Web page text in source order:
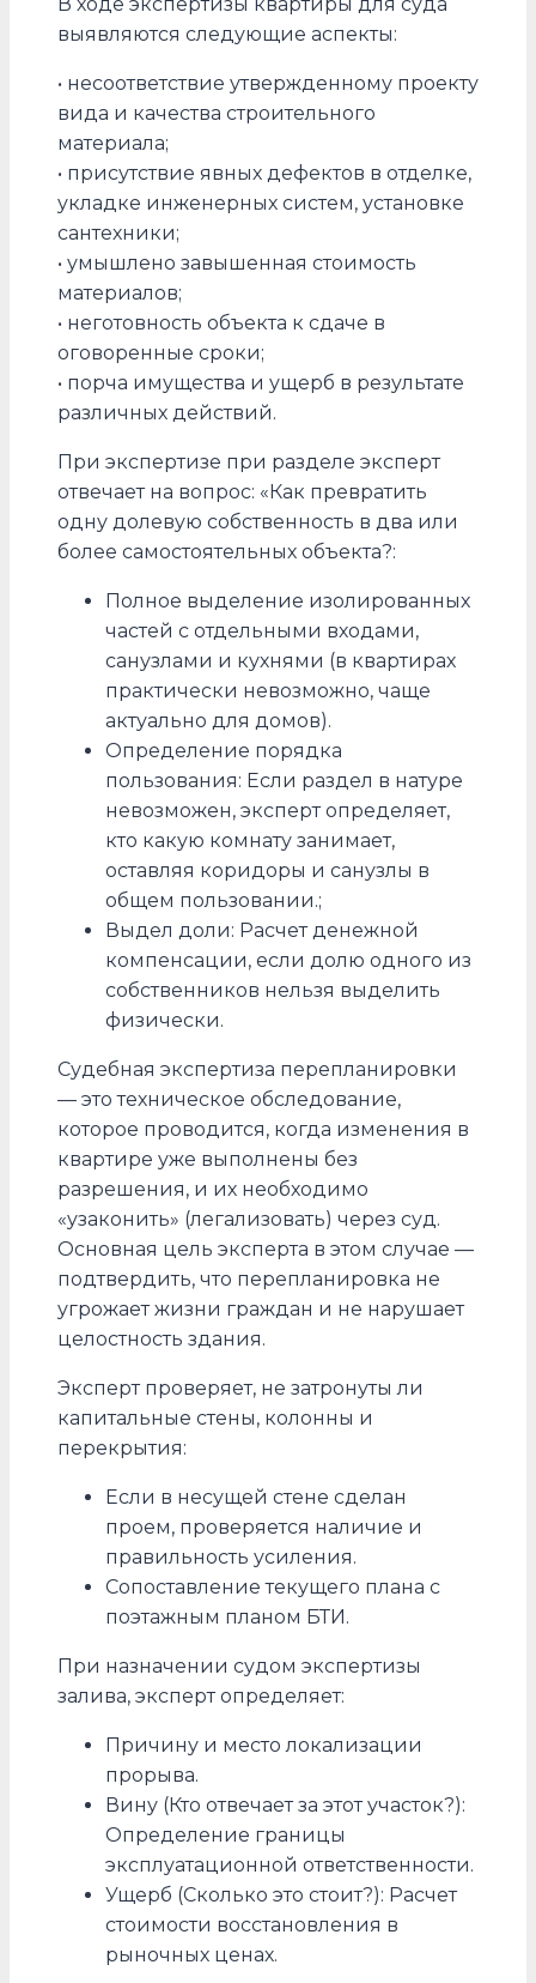
выявляются следующие аспекты:
• несоответствие утвержденному проекту
вида и качества строительного
материала;
• присутствие явных дефектов в отделке,
укладке инженерных систем, установке
сантехники;
• умышлено завышенная стоимость
материалов;
• неготовность объекта к сдаче в
оговоренные сроки;
• порча имущества и ущерб в результате
различных действий.
При экспертизе при разделе эксперт
отвечает на вопрос: «Как превратить
одну долевую собственность в два или
более самостоятельных объекта?:
Полное выделение изолированных
частей с отдельными входами,
санузлами и кухнями (в квартирах
практически невозможно, чаще
актуально для домов).
Определение порядка
пользования: Если раздел в натуре
невозможен, эксперт определяет,
кто какую комнату занимает,
оставляя коридоры и санузлы в
общем пользовании.;
Выдел доли: Расчет денежной
компенсации, если долю одного из
собственников нельзя выделить
физически.
Судебная экспертиза перепланировки
— это техническое обследование,
которое проводится, когда изменения в
квартире уже выполнены без
разрешения, и их необходимо
«узаконить» (легализовать) через суд.
Основная цель эксперта в этом случае —
подтвердить, что перепланировка не
угрожает жизни граждан и не нарушает
целостность здания.
Эксперт проверяет, не затронуты ли
капитальные стены, колонны и
перекрытия:
Если в несущей стене сделан
проем, проверяется наличие и
правильность усиления.
Сопоставление текущего плана с
поэтажным планом БТИ.
При назначении судом экспертизы
залива, эксперт определяет:
Причину и место локализации
прорыва.
Вину (Кто отвечает за этот участок?):
Определение границы
эксплуатационной ответственности.
Ущерб (Сколько это стоит?): Расчет
стоимости восстановления в
рыночных ценах.